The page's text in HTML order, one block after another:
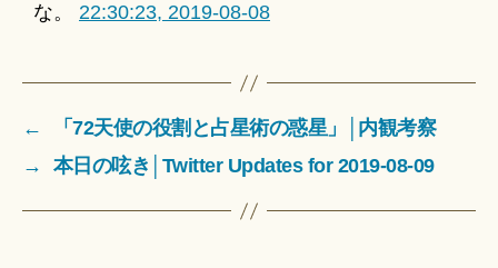
な。 22:30:23, 2019-08-08
←
「72天使の役割と占星術の惑星」│内観考察
→
本日の呟き│Twitter Updates for 2019-08-09